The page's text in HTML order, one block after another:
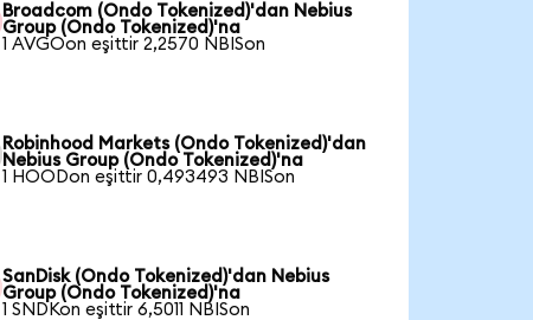
Broadcom (Ondo Tokenized)'dan Nebius
Group (Ondo Tokenized)'na
1 AVGOon eşittir 2,2570 NBISon
Robinhood Markets (Ondo Tokenized)'dan
Nebius Group (Ondo Tokenized)'na
1 HOODon eşittir 0,493493 NBISon
SanDisk (Ondo Tokenized)'dan Nebius
Group (Ondo Tokenized)'na
1 SNDKon eşittir 6,5011 NBISon